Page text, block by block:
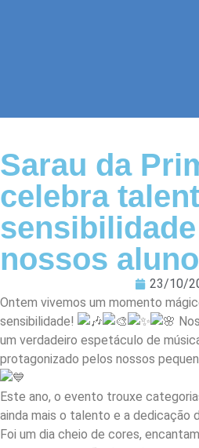
Sarau da
celebra
nossos
23/10/
Ontem vivemos um momento
sensibilidade!
um verdadeiro espetáculo de
protagonizado pelos nossos
Este ano, o evento trouxe
ainda mais o talento e a dedicação
Foi um dia cheio de cores,